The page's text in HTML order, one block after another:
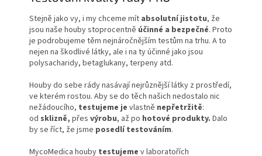
Stejně jako vy, i my chceme mít absolutní jistotu, že
jsou naše houby stoprocentně účinné a bezpečné. Proto
je podrobujeme těm nejnáročnějším testům na trhu. A to
nejen na škodlivé látky, ale i na ty účinné jako jsou
polysacharidy, betaglukany, terpeny atd.
Houby do sebe rády nasávají nejrůznější látky z prostředí,
ve kterém rostou. Aby se do těch našich nedostalo nic
nežádoucího, testujeme je vlastně nepřetržitě:
od sklizně, přes výrobu, až po hotové produkty. Dalo
by se říct, že jsme posedlí testováním.
MycoMedica houby testujeme v laboratořích